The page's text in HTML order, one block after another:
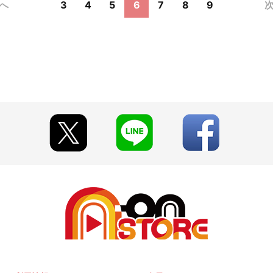
3 4 5 6 7 8 9